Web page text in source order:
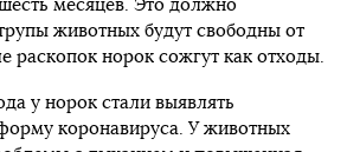
месяцев. Это должно
животных будут свободны от
раскопок норок сожгут как отходы.
у норок стали выявлять
коронавируса. У животных